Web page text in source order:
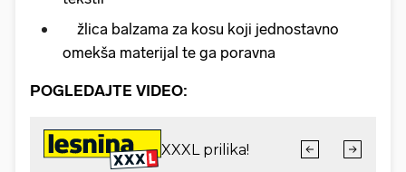
žlica balzama za kosu koji jednostavno
omekša materijal te ga poravna
POGLEDAJTE VIDEO: